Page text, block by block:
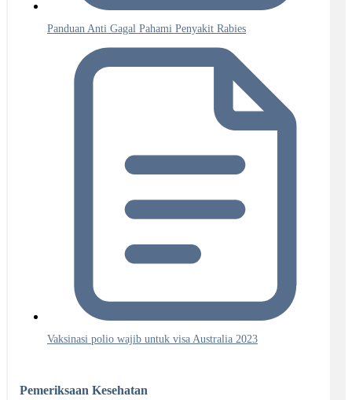
Panduan Anti Gagal Pahami Penyakit Rabies
Vaksinasi polio wajib untuk visa Australia 2023
Pemeriksaan Kesehatan